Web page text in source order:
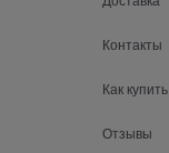
Контакты
Как купить
Отзывы